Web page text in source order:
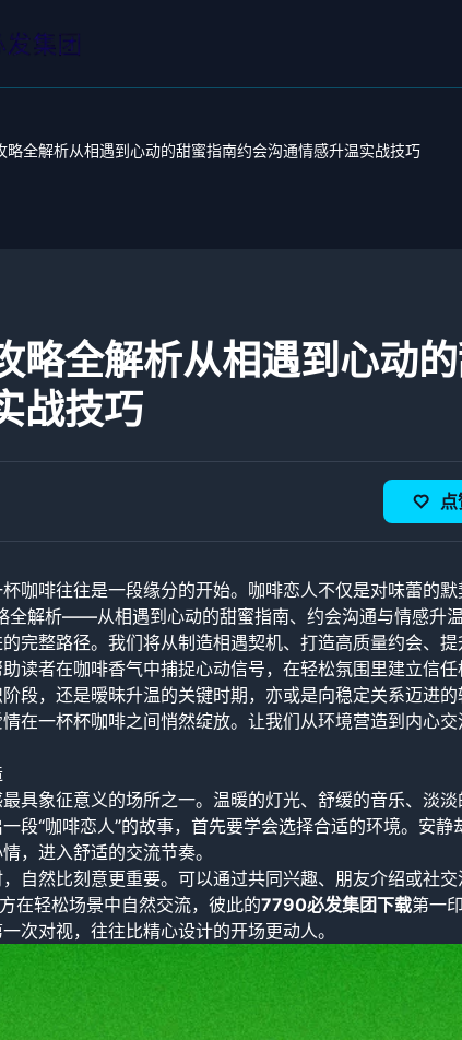
略全解析从相遇到心动的甜蜜指南约会沟通情感升温实战技巧
略全解析从相遇到心动
战技巧
点
咖啡往往是一段缘分的开始。咖啡恋人不仅是对味蕾的
全解析——从相遇到心动的甜蜜指南、约会沟通与情感升
完整路径。我们将从制造相遇契机、打造高质量约会、
读者在咖啡香气中捕捉心动信号，在轻松氛围里建立信任
段，还是暧昧升温的关键时期，亦或是向稳定关系迈进
在一杯杯咖啡之间悄然绽放。让我们从环境营造到内心
具象征意义的场所之一。温暖的灯光、舒缓的音乐、淡
段“咖啡恋人”的故事，首先要学会选择合适的环境。安
，进入舒适的交流节奏。
自然比刻意更重要。可以通过共同兴趣、朋友介绍或社
在轻松场景中自然交流，彼此的7790必发集团下载第一
次对视，往往比精心设计的开场更动人。